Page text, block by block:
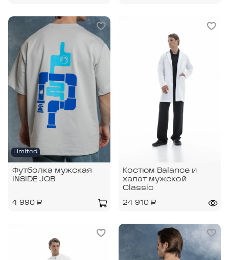
Limited
Футболка мужская
INSIDE JOB
4 990 ₽
Костюм Balance и
халат мужской
Classic
24 910 ₽